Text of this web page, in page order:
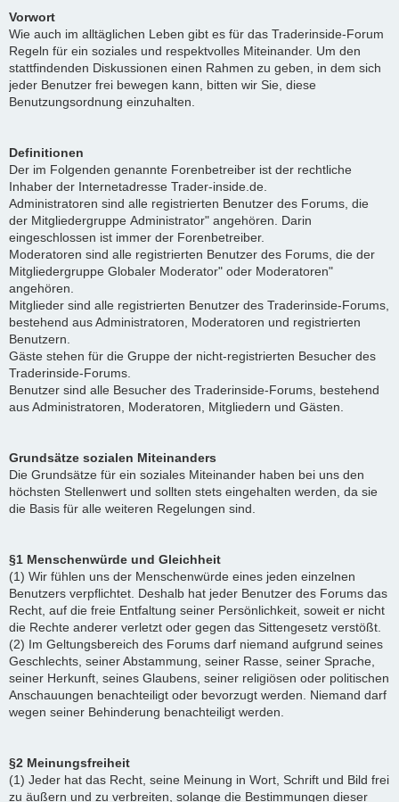
Vorwort
Wie auch im alltäglichen Leben gibt es für das Traderinside-Forum
Regeln für ein soziales und respektvolles Miteinander. Um den
stattfindenden Diskussionen einen Rahmen zu geben, in dem sich
jeder Benutzer frei bewegen kann, bitten wir Sie, diese
Benutzungsordnung einzuhalten.
Definitionen
Der im Folgenden genannte Forenbetreiber ist der rechtliche
Inhaber der Internetadresse Trader-inside.de.
Administratoren sind alle registrierten Benutzer des Forums, die
der Mitgliedergruppe Administrator" angehören. Darin
eingeschlossen ist immer der Forenbetreiber.
Moderatoren sind alle registrierten Benutzer des Forums, die der
Mitgliedergruppe Globaler Moderator" oder Moderatoren"
angehören.
Mitglieder sind alle registrierten Benutzer des Traderinside-Forums,
bestehend aus Administratoren, Moderatoren und registrierten
Benutzern.
Gäste stehen für die Gruppe der nicht-registrierten Besucher des
Traderinside-Forums.
Benutzer sind alle Besucher des Traderinside-Forums, bestehend
aus Administratoren, Moderatoren, Mitgliedern und Gästen.
Grundsätze sozialen Miteinanders
Die Grundsätze für ein soziales Miteinander haben bei uns den
höchsten Stellenwert und sollten stets eingehalten werden, da sie
die Basis für alle weiteren Regelungen sind.
§1 Menschenwürde und Gleichheit
(1) Wir fühlen uns der Menschenwürde eines jeden einzelnen
Benutzers verpflichtet. Deshalb hat jeder Benutzer des Forums das
Recht, auf die freie Entfaltung seiner Persönlichkeit, soweit er nicht
die Rechte anderer verletzt oder gegen das Sittengesetz verstößt.
(2) Im Geltungsbereich des Forums darf niemand aufgrund seines
Geschlechts, seiner Abstammung, seiner Rasse, seiner Sprache,
seiner Herkunft, seines Glaubens, seiner religiösen oder politischen
Anschauungen benachteiligt oder bevorzugt werden. Niemand darf
wegen seiner Behinderung benachteiligt werden.
§2 Meinungsfreiheit
(1) Jeder hat das Recht, seine Meinung in Wort, Schrift und Bild frei
zu äußern und zu verbreiten, solange die Bestimmungen dieser